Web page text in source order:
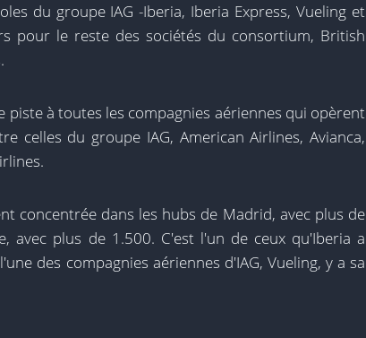
du groupe IAG -Iberia, Iberia Express, Vueling et
pour le reste des sociétés du consortium, British
piste à toutes les compagnies aériennes qui opèrent
celles du groupe IAG, American Airlines, Avianca,
concentrée dans les hubs de Madrid, avec plus de
avec plus de 1.500. C'est l'un de ceux qu'Iberia a
des compagnies aériennes d'IAG, Vueling, y a sa